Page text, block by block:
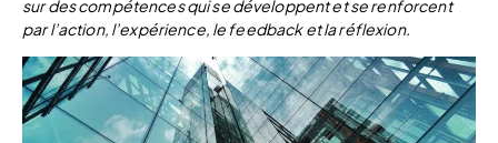
sur des compétences qui se développent et se renforcent
par l’action, l’expérience, le feedback et la réflexion.